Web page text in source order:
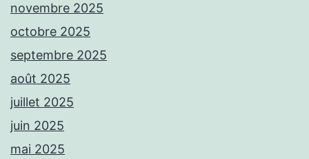
novembre 2025
octobre 2025
septembre 2025
août 2025
juillet 2025
juin 2025
mai 2025